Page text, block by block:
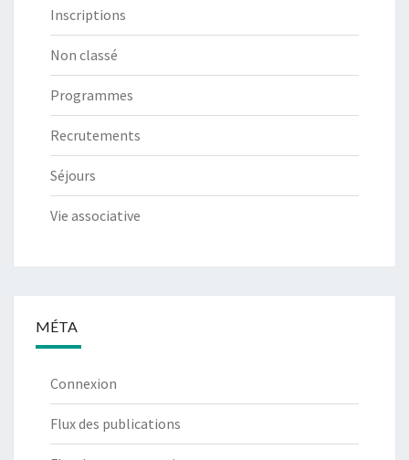
Inscriptions
Non classé
Programmes
Recrutements
Séjours
Vie associative
MÉTA
Connexion
Flux des publications